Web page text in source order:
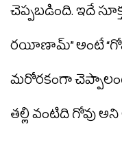
చెప్పబడింది. ఇదే
రయీణామ్” అంటే
మరోరకంగా
తల్లి వంటిది గోవు అని